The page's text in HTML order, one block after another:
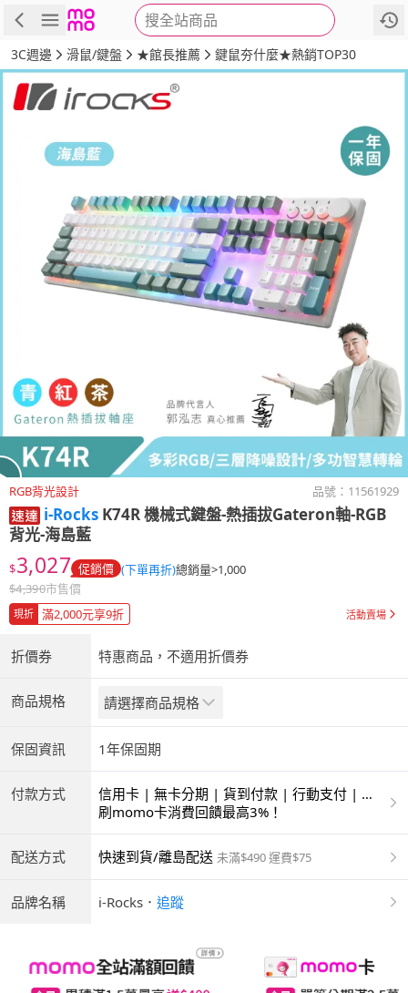
搜全站商品
商品 評價 詳情
3C週邊 滑鼠/鍵盤 ★館長推薦 鍵鼠夯什麼★熱銷TOP30
RGB背光設計 品號： 11561929
i-Rocks K74R 機械式鍵盤-熱插拔Gateron軸-RGB
背光-海島藍
$3,027 促銷價 (下單再折)總銷量>1,000
$4,390市售價
現折 滿2,000元享9折 活動賣場
折價券 特惠商品，不適用折價券
商品規格 請選擇商品規格
保固資訊 1年保固期
付款方式
信用卡 | 無卡分期 | 貨到付款 | 行動支付 | 超
商付款 | ATM | 銀聯卡
刷momo卡消費回饋最高3%！
配送方式 快速到貨/離島配送 未滿$490 運費$75
品牌名稱 i-Rocks ． 追蹤